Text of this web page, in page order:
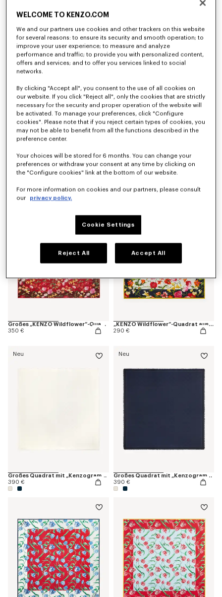
Großes „KENZO Wildflower“-Quadrat aus leichter Wolle.<br>
350 €
„KENZO Wildflower“-Quadrat aus Seide.<br>
290 €
Neu
Großes Quadrat mit „Kenzogram“ aus Seiden- und Wolljacquard
390 €
Neu
Großes Quadrat mit „Kenzogram“ aus Seiden- und Wolljacquard
390 €
WELCOME TO KENZO.COM
We and our partners use cookies and other trackers on this website
for several reasons: to ensure its security and smooth operation; to
improve your user experience; to measure and analyze
performance and traffic; to provide you with personalized content,
offers and services; and to offer you services linked to social
networks.
By clicking "Accept all", you consent to the use of all cookies on
our website. If you click "Reject all", only the cookies that are strictly
necessary for the security and proper operation of the website will
be activated. To manage your preferences, click "Configure
cookies". Please note that if you reject certain types of cookies, you
may not be able to benefit from all the functions described in the
preference center.
Your choices will be stored for 6 months. You can change your
preferences or withdraw your consent at any time by clicking on
the "Configure cookies" link at the bottom of our website.
For more information on cookies and our partners, please consult
our
privacy policy.
Cookie Settings
Reject All Accept All